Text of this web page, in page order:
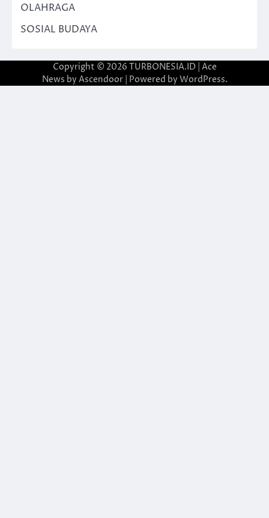
OLAHRAGA
SOSIAL BUDAYA
Copyright © 2026 TURBONESIA.ID| Ace
News by Ascendoor| Powered by WordPress.